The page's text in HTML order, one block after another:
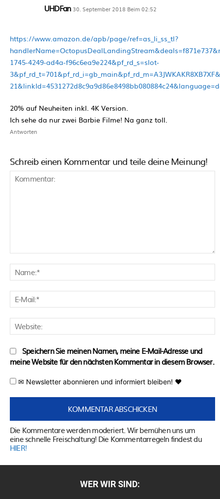
UHDFan 30. September 2018 Beim 02:52
https://www.amazon.de/apb/page/ref=as_li_ss_tl?
1745-4249-ad4a-f96c6ea9e224&pf_rd_s=slot-
20% auf Neuheiten inkl. 4K Version.
Ich sehe da nur zwei Barbie Filme! Na ganz toll.
Antworten
Schreib einen Kommentar und teile deine Meinung!
Speichern Sie meinen Namen, meine E-Mail-Adresse und
meine Website für den nächsten Kommentar in diesem Browser.
✉ Newsletter abonnieren und informiert bleiben! ♥
Die Kommentare werden moderiert. Wir bemühen uns um
eine schnelle Freischaltung! Die Kommentarregeln findest du
HIER!
WER WIR SIND: